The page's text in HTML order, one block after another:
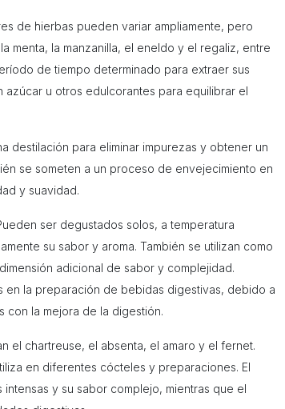
de hierbas pueden variar ampliamente, pero
menta, la manzanilla, el eneldo y el regaliz, entre
de tiempo determinado para extraer sus
azúcar u otros edulcorantes para equilibrar el
destilación para eliminar impurezas y obtener un
se someten a un proceso de envejecimiento en
y suavidad.
ser degustados solos, a temperatura
su sabor y aroma. También se utilizan como
adicional de sabor y complejidad.
la preparación de bebidas digestivas, debido a
con la mejora de la digestión.
el chartreuse, el absenta, el amaro y el fernet.
en diferentes cócteles y preparaciones. El
y su sabor complejo, mientras que el